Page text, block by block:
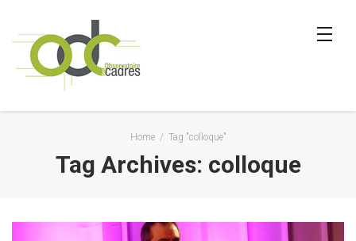
Home / Tag "colloque"
Tag Archives: colloque